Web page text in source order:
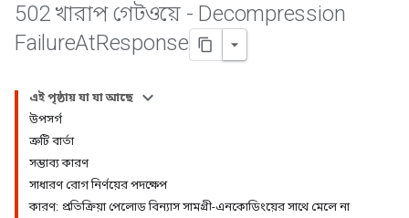
502 খারাপ গেটওয়ে - Decompression
FailureAtResponse
এই পৃষ্ঠায় যা যা আছে
উপসর্গ
ত্রুটি বার্তা
সম্ভাব্য কারণ
সাধারণ রোগ নির্ণয়ের পদক্ষেপ
কারণ: প্রতিক্রিয়া পেলোড বিন্যাস সামগ্রী-এনকোডিংয়ের সাথে মেলে না